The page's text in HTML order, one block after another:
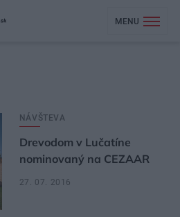
MENU
NÁVŠTEVA
Drevodom v Lučatíne
nominovaný na CEZAAR
27. 07. 2016